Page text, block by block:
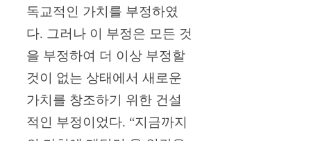
독교적인 가치를 부정하였
다. 그러나 이 부정은 모든 것
을 부정하여 더 이상 부정할
것이 없는 상태에서 새로운
가치를 창조하기 위한 건설
적인 부정이었다. “지금까지